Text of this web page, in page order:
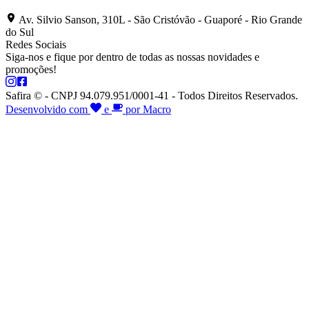
Av. Silvio Sanson, 310L - São Cristóvão - Guaporé - Rio Grande
do Sul
Redes Sociais
Siga-nos e fique por dentro de todas as nossas novidades e
promoções!
Safira © - CNPJ 94.079.951/0001-41 - Todos Direitos Reservados.
Desenvolvido com
e por Macro